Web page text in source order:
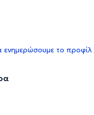
ενημερώσουμε το προφίλ